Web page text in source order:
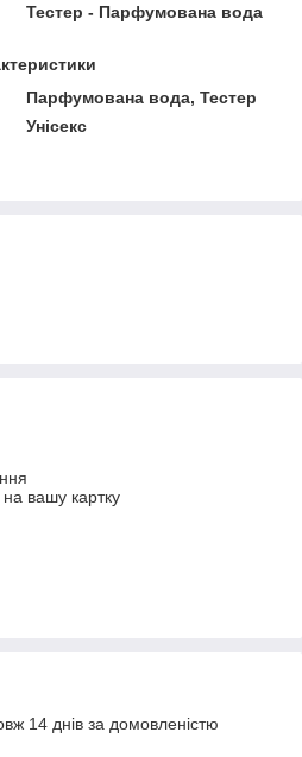
Тестер - Парфумована вода
Парфумована вода, Тестер
Унісекс
вашу картку
14 днів за домовленістю